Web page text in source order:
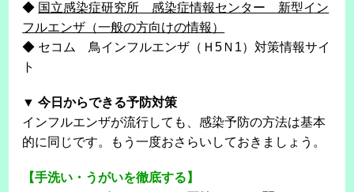
◆ 国立感染症研究所 感染症情報センター 新型イン
フルエンザ（一般の方向けの情報）
◆ セコム 鳥インフルエンザ（Ｈ5Ｎ1）対策情報サイ
ト
▼ 今日からできる予防対策
インフルエンザが流行しても、感染予防の方法は基本
的に同じです。もう一度おさらいしておきましょう。
【手洗い・うがいを徹底する】